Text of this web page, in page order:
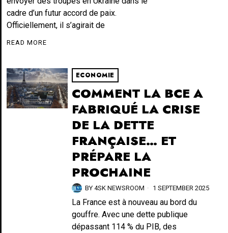
cadre d’un futur accord de paix.
Officiellement, il s’agirait de
READ MORE
ECONOMIE
COMMENT LA BCE A
FABRIQUÉ LA CRISE
DE LA DETTE
FRANÇAISE… ET
PRÉPARE LA
PROCHAINE
BY 4SK NEWSROOM 1 SEPTEMBER 2025
La France est à nouveau au bord du
gouffre. Avec une dette publique
dépassant 114 % du PIB, des